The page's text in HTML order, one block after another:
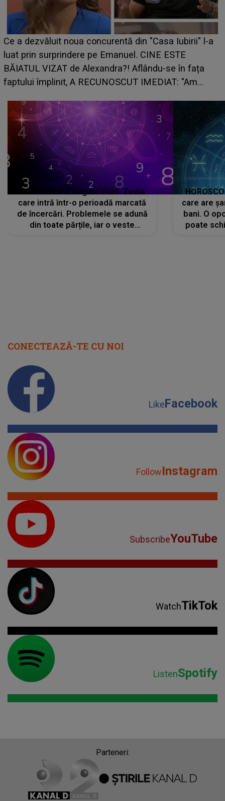
HOROSCOP de weekend, 8-9 august 2026. Zodia
care riscă să rămână fără bani. O decizie luată în
grabă îi aduce pierderi semnificative și îi dă toate
planurile peste cap
HOROSCOP 7 august 2026. Zodia
care intră într-o perioadă marcată
de încercări. Problemele se adună
din toate părțile, iar o veste
care are
bani. O
poate
CONECTEAZĂ-TE CU NOI
LikeFacebook
FollowInstagram
SubscribeYouTube
WatchTikTok
ListenSpotify
Parteneri: